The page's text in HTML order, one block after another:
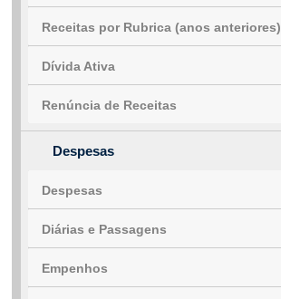
Receitas por Rubrica (anos anteriores)
Dívida Ativa
Renúncia de Receitas
Despesas
Despesas
Diárias e Passagens
Empenhos